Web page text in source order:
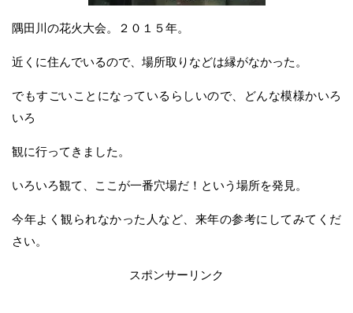
隅田川の花火大会。２０１５年。
近くに住んでいるので、場所取りなどは縁がなかった。
でもすごいことになっているらしいので、どんな模様かいろ
いろ
観に行ってきました。
いろいろ観て、ここが一番穴場だ！という場所を発見。
今年よく観られなかった人など、来年の参考にしてみてくだ
さい。
スポンサーリンク